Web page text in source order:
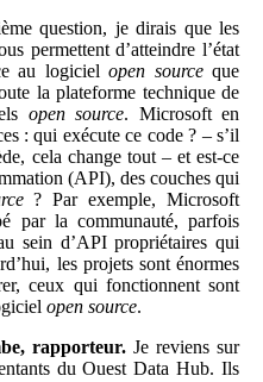
question, je dirais que les
permettent d’atteindre l’état
au logicielopen sourceque
la plateforme technique de
open source. Microsoft en
: qui exécute ce code ? – s’il
cela change tout – et est-ce
(API), des couches qui
? Par exemple, Microsoft
par la communauté, parfois
sein d’API propriétaires qui
les projets sont énormes
ceux qui fonctionnent sont
open source.
rapporteur. Je reviens sur
du Ouest Data Hub. Ils